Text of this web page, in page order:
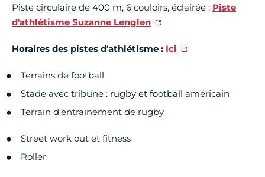
Piste circulaire de 400 m, 6 couloirs, éclairée : Piste
d'athlétisme Suzanne Lenglen
Horaires des pistes d'athlétisme : Ici
Terrains de football
Stade avec tribune : rugby et football américain
Terrain d'entrainement de rugby
Street work out et fitness
Roller